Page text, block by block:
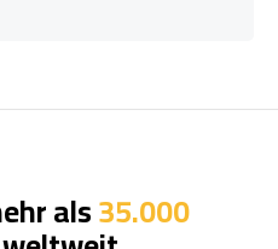
als35.000